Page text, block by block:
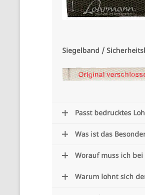
Siegelband /
Passt bedrucktes
Was ist das
Worauf muss ich
Warum lohnt sich